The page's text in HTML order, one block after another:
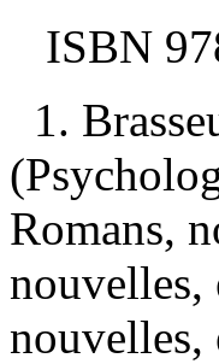
ISBN
1.
Romans,